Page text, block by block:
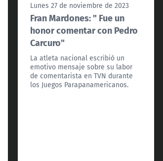
Lunes 27 de noviembre de 2023
Fran Mardones: " Fue un
honor comentar con Pedro
Carcuro"
La atleta nacional escribió un
emotivo mensaje sobre su labor
de comentarista en TVN durante
los Juegos Parapanamericanos.